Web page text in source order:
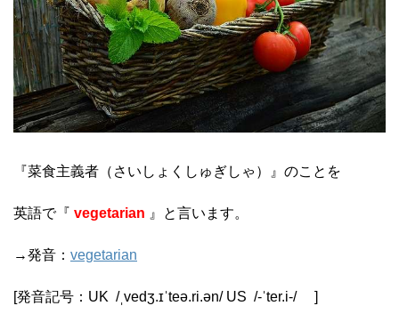
『菜食主義者（さいしょくしゅぎしゃ）』のことを
英語で『 vegetarian 』と言います。
→発音： vegetarian
[発音記号： UK /ˌvedʒ.ɪˈteə.ri.ən/ US /-ˈter.i-/ ]